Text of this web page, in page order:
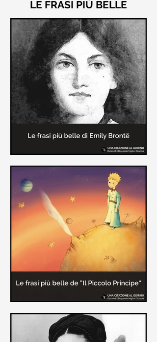
LE FRASI PIÙ BELLE
Le frasi più belle di "Cime
Tempestose" di Emily Brontë
"Cime Tempestose" rimane l'unico
romanzo scritto da Emily Brontë
causa la tubercolosi che le tolse la
vita ad appena 30 anni (...)
Le frasi più belle de "Il piccolo
principe" di Antoine de Saint-